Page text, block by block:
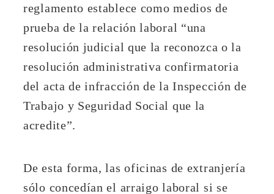
reglamento establece como medios de
prueba de la relación laboral “una
resolución judicial que la reconozca o la
resolución administrativa confirmatoria
del acta de infracción de la Inspección de
Trabajo y Seguridad Social que la
acredite”.
De esta forma, las oficinas de extranjería
sólo concedían el arraigo laboral si se